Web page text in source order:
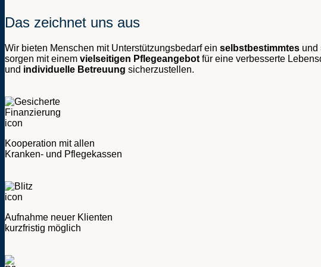
Das zeichnet uns aus
Wir bieten Menschen mit Unterstützungsbedarf ein selbstbestimmtes und
sorgen mit einem vielseitigen Pflegeangebot für eine verbesserte
und individuelle Betreuung sicherzustellen.
Kooperation mit allen
Kranken- und Pflegekassen
Aufnahme neuer Klienten
kurzfristig möglich